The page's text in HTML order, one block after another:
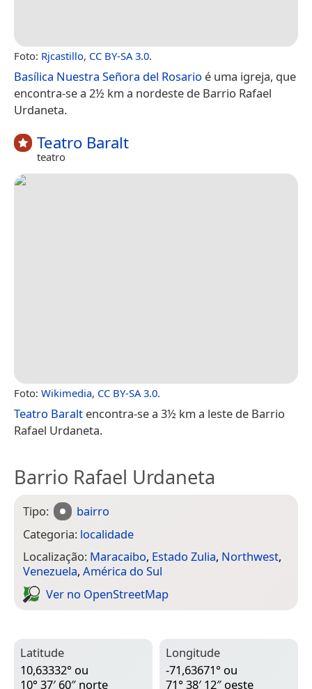
Foto: Rjcastillo, CC BY-SA 3.0.
Basílica Nuestra Señora del Rosario é uma igreja, que
encontra-se a 2½ km a nordeste de Barrio Rafael
Urdaneta.
Teatro Baralt
teatro
Foto: Wikimedia, CC BY-SA 3.0.
Teatro Baralt encontra-se a 3½ km a leste de Barrio
Rafael Urdaneta.
Barrio Rafael Urdaneta
Tipo:
bairro
Categoria: localidade
Localização: Maracaibo, Estado Zulia, Northwest,
Venezuela, América do Sul
Ver no Open­Street­Map
Latitude
10,63332° ou
10° 37′ 60″ norte
Longitude
-71,63671° ou
71° 38′ 12″ oeste